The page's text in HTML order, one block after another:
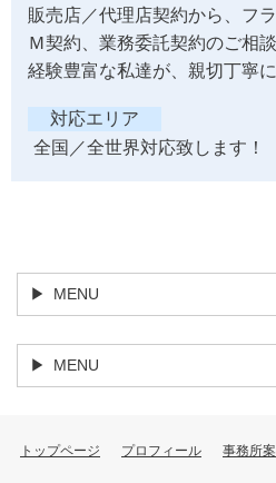
販売店／代理店契約から、フ
Ｍ契約、業務委託契約のご相
経験豊富な私達が、親切丁寧
対応エリア
全国／全世界対応致します！
MENU
MENU
トップページ プロフィール 事務所